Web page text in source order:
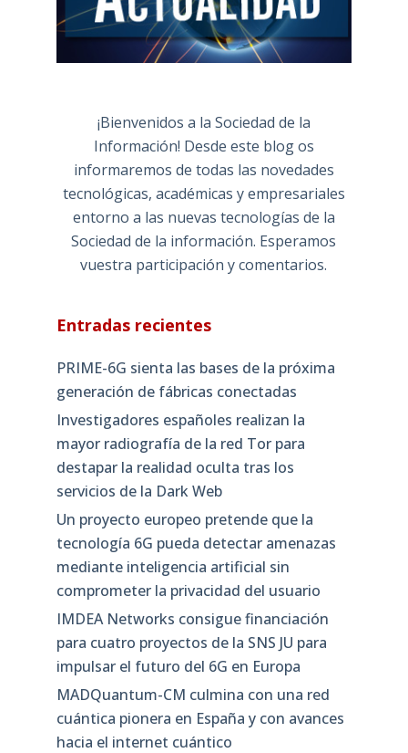
¡Bienvenidos a la Sociedad de la
Información! Desde este blog os
informaremos de todas las novedades
tecnológicas, académicas y empresariales
entorno a las nuevas tecnologías de la
Sociedad de la información. Esperamos
vuestra participación y comentarios.
Entradas recientes
PRIME-6G sienta las bases de la próxima
generación de fábricas conectadas
Investigadores españoles realizan la
mayor radiografía de la red Tor para
destapar la realidad oculta tras los
servicios de la Dark Web
Un proyecto europeo pretende que la
tecnología 6G pueda detectar amenazas
mediante inteligencia artificial sin
comprometer la privacidad del usuario
IMDEA Networks consigue financiación
para cuatro proyectos de la SNS JU para
impulsar el futuro del 6G en Europa
MADQuantum-CM culmina con una red
cuántica pionera en España y con avances
hacia el internet cuántico